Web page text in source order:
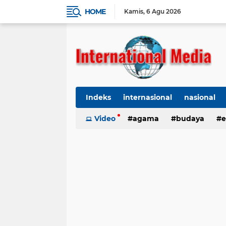
HOME Kamis 6 Agu 2026
Indeks internasional nasional
Ekbis TNI-Polri Organisasi
Video agama budaya